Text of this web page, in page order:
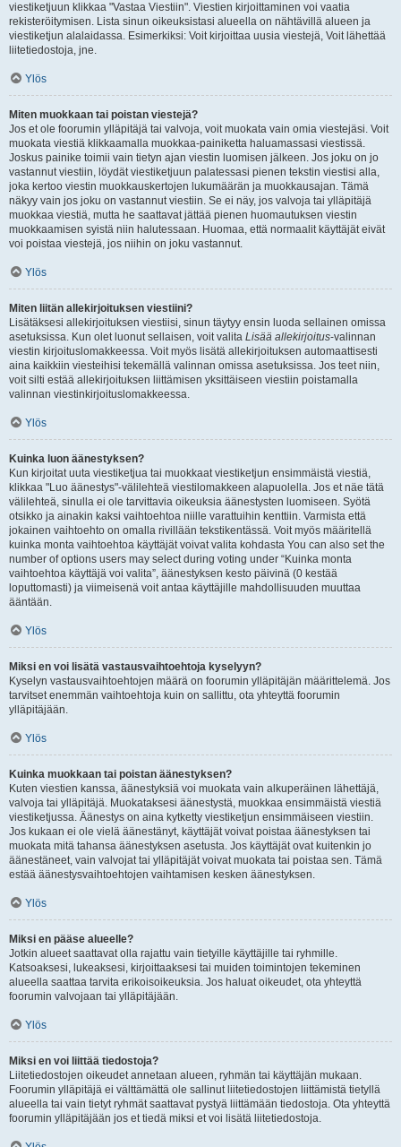
viestiketjuun klikkaa "Vastaa Viestiin". Viestien kirjoittaminen voi vaatia
rekisteröitymisen. Lista sinun oikeuksistasi alueella on nähtävillä alueen ja
viestiketjun alalaidassa. Esimerkiksi: Voit kirjoittaa uusia viestejä, Voit lähettää
liitetiedostoja, jne.
Ylös
Miten muokkaan tai poistan viestejä?
Jos et ole foorumin ylläpitäjä tai valvoja, voit muokata vain omia viestejäsi. Voit
muokata viestiä klikkaamalla muokkaa-painiketta haluamassasi viestissä.
Joskus painike toimii vain tietyn ajan viestin luomisen jälkeen. Jos joku on jo
vastannut viestiin, löydät viestiketjuun palatessasi pienen tekstin viestisi alla,
joka kertoo viestin muokkauskertojen lukumäärän ja muokkausajan. Tämä
näkyy vain jos joku on vastannut viestiin. Se ei näy, jos valvoja tai ylläpitäjä
muokkaa viestiä, mutta he saattavat jättää pienen huomautuksen viestin
muokkaamisen syistä niin halutessaan. Huomaa, että normaalit käyttäjät eivät
voi poistaa viestejä, jos niihin on joku vastannut.
Ylös
Miten liitän allekirjoituksen viestiini?
Lisätäksesi allekirjoituksen viestiisi, sinun täytyy ensin luoda sellainen omissa
asetuksissa. Kun olet luonut sellaisen, voit valita Lisää allekirjoitus-valinnan
viestin kirjoituslomakkeessa. Voit myös lisätä allekirjoituksen automaattisesti
aina kaikkiin viesteihisi tekemällä valinnan omissa asetuksissa. Jos teet niin,
voit silti estää allekirjoituksen liittämisen yksittäiseen viestiin poistamalla
valinnan viestinkirjoituslomakkeessa.
Ylös
Kuinka luon äänestyksen?
Kun kirjoitat uuta viestiketjua tai muokkaat viestiketjun ensimmäistä viestiä,
klikkaa "Luo äänestys"-välilehteä viestilomakkeen alapuolella. Jos et näe tätä
välilehteä, sinulla ei ole tarvittavia oikeuksia äänestysten luomiseen. Syötä
otsikko ja ainakin kaksi vaihtoehtoa niille varattuihin kenttiin. Varmista että
jokainen vaihtoehto on omalla rivillään tekstikentässä. Voit myös määritellä
kuinka monta vaihtoehtoa käyttäjät voivat valita kohdasta You can also set the
number of options users may select during voting under “Kuinka monta
vaihtoehtoa käyttäjä voi valita”, äänestyksen kesto päivinä (0 kestää
loputtomasti) ja viimeisenä voit antaa käyttäjille mahdollisuuden muuttaa
ääntään.
Ylös
Miksi en voi lisätä vastausvaihtoehtoja kyselyyn?
Kyselyn vastausvaihtoehtojen määrä on foorumin ylläpitäjän määrittelemä. Jos
tarvitset enemmän vaihtoehtoja kuin on sallittu, ota yhteyttä foorumin
ylläpitäjään.
Ylös
Kuinka muokkaan tai poistan äänestyksen?
Kuten viestien kanssa, äänestyksiä voi muokata vain alkuperäinen lähettäjä,
valvoja tai ylläpitäjä. Muokataksesi äänestystä, muokkaa ensimmäistä viestiä
viestiketjussa. Äänestys on aina kytketty viestiketjun ensimmäiseen viestiin.
Jos kukaan ei ole vielä äänestänyt, käyttäjät voivat poistaa äänestyksen tai
muokata mitä tahansa äänestyksen asetusta. Jos käyttäjät ovat kuitenkin jo
äänestäneet, vain valvojat tai ylläpitäjät voivat muokata tai poistaa sen. Tämä
estää äänestysvaihtoehtojen vaihtamisen kesken äänestyksen.
Ylös
Miksi en pääse alueelle?
Jotkin alueet saattavat olla rajattu vain tietyille käyttäjille tai ryhmille.
Katsoaksesi, lukeaksesi, kirjoittaaksesi tai muiden toimintojen tekeminen
alueella saattaa tarvita erikoisoikeuksia. Jos haluat oikeudet, ota yhteyttä
foorumin valvojaan tai ylläpitäjään.
Ylös
Miksi en voi liittää tiedostoja?
Liitetiedostojen oikeudet annetaan alueen, ryhmän tai käyttäjän mukaan.
Foorumin ylläpitäjä ei välttämättä ole sallinut liitetiedostojen liittämistä tietyllä
alueella tai vain tietyt ryhmät saattavat pystyä liittämään tiedostoja. Ota yhteyttä
foorumin ylläpitäjään jos et tiedä miksi et voi lisätä liitetiedostoja.